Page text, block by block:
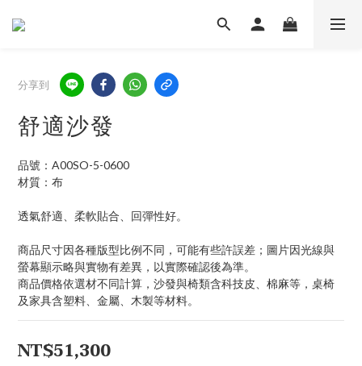
分享到
舒適沙發
品號：A00SO-5-0600
材質：布
透氣舒適、柔軟貼合、回彈性好。
商品尺寸因各種版型比例不同，可能有些許誤差；圖片因光線與
螢幕顯示略與實物有差異，以實際確認後為準。
商品價格依選材不同計算，沙發與椅類含科技皮、棉麻等，桌椅
及家具含塑料、金屬、木製等材料。
NT$51,300